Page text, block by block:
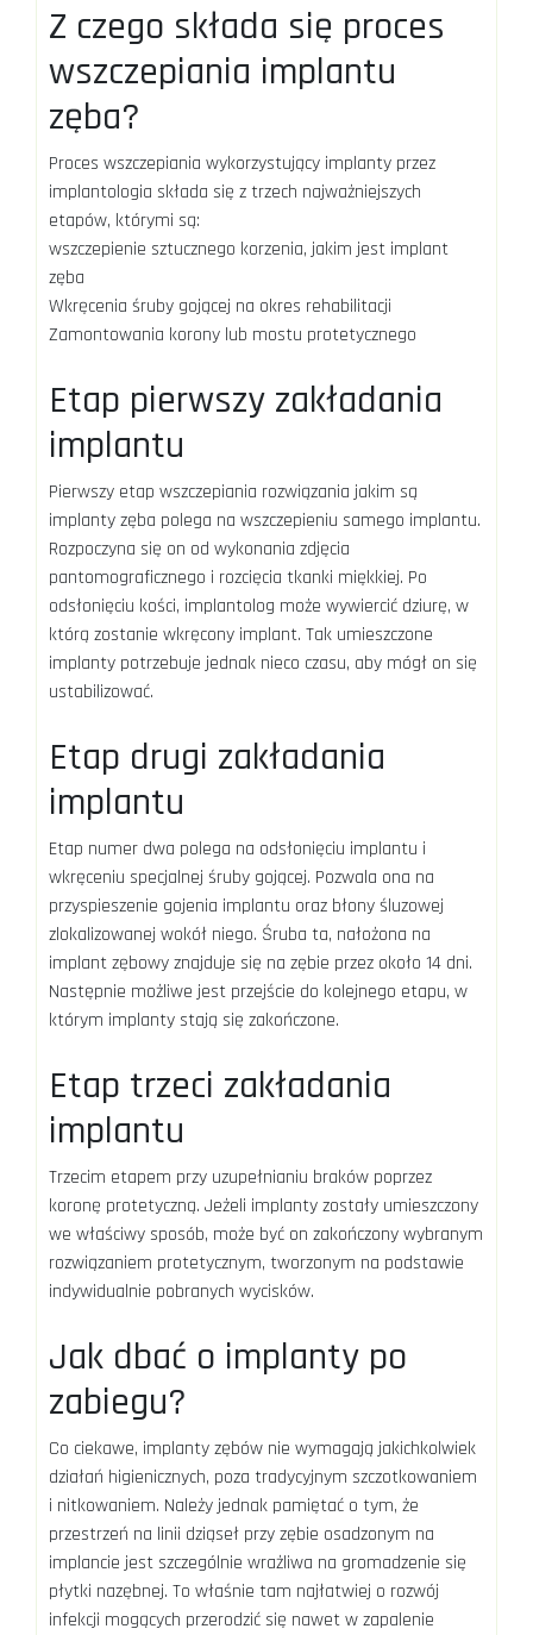
Z czego składa się proces
wszczepiania implantu
zęba?
Proces wszczepiania wykorzystujący implanty przez
implantologia składa się z trzech najważniejszych
etapów, którymi są:
wszczepienie sztucznego korzenia, jakim jest implant
zęba
Wkręcenia śruby gojącej na okres rehabilitacji
Zamontowania korony lub mostu protetycznego
Etap pierwszy zakładania
implantu
Pierwszy etap wszczepiania rozwiązania jakim są
implanty zęba polega na wszczepieniu samego implantu.
Rozpoczyna się on od wykonania zdjęcia
pantomograficznego i rozcięcia tkanki miękkiej. Po
odsłonięciu kości, implantolog może wywiercić dziurę, w
którą zostanie wkręcony implant. Tak umieszczone
implanty potrzebuje jednak nieco czasu, aby mógł on się
ustabilizować.
Etap drugi zakładania
implantu
Etap numer dwa polega na odsłonięciu implantu i
wkręceniu specjalnej śruby gojącej. Pozwala ona na
przyspieszenie gojenia implantu oraz błony śluzowej
zlokalizowanej wokół niego. Śruba ta, nałożona na
implant zębowy znajduje się na zębie przez około 14 dni.
Następnie możliwe jest przejście do kolejnego etapu, w
którym implanty stają się zakończone.
Etap trzeci zakładania
implantu
Trzecim etapem przy uzupełnianiu braków poprzez
koronę protetyczną. Jeżeli implanty zostały umieszczony
we właściwy sposób, może być on zakończony wybranym
rozwiązaniem protetycznym, tworzonym na podstawie
indywidualnie pobranych wycisków.
Jak dbać o implanty po
zabiegu?
Co ciekawe, implanty zębów nie wymagają jakichkolwiek
działań higienicznych, poza tradycyjnym szczotkowaniem
i nitkowaniem. Należy jednak pamiętać o tym, że
przestrzeń na linii dziąseł przy zębie osadzonym na
implancie jest szczególnie wrażliwa na gromadzenie się
płytki nazębnej. To właśnie tam najłatwiej o rozwój
infekcji mogących przerodzić się nawet w zapalenie